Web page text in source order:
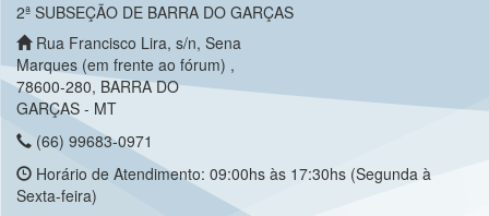
2ª SUBSEÇÃO DE BARRA DO GARÇAS
Rua Francisco Lira, s/n, Sena
Marques (em frente ao fórum) ,
78600-280, BARRA DO
GARÇAS - MT
(66) 99683-0971
Horário de Atendimento: 09:00hs às 17:30hs (Segunda à
Sexta-feira)